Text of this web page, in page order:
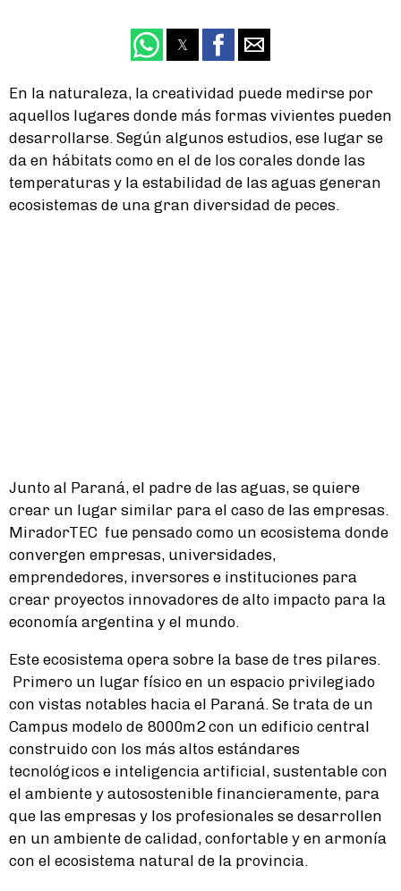
En la naturaleza, la creatividad puede medirse por
aquellos lugares donde más formas vivientes pueden
desarrollarse. Según algunos estudios, ese lugar se
da en hábitats como en el de los corales donde las
temperaturas y la estabilidad de las aguas generan
ecosistemas de una gran diversidad de peces.
Junto al Paraná, el padre de las aguas, se quiere
crear un lugar similar para el caso de las empresas.
MiradorTEC fue pensado como un ecosistema donde
convergen empresas, universidades,
emprendedores, inversores e instituciones para
crear proyectos innovadores de alto impacto para la
economía argentina y el mundo.
Este ecosistema opera sobre la base de tres pilares.
Primero un lugar físico en un espacio privilegiado
con vistas notables hacia el Paraná. Se trata de un
Campus modelo de 8000m2 con un edificio central
construido con los más altos estándares
tecnológicos e inteligencia artificial, sustentable con
el ambiente y autosostenible financieramente, para
que las empresas y los profesionales se desarrollen
en un ambiente de calidad, confortable y en armonía
con el ecosistema natural de la provincia.